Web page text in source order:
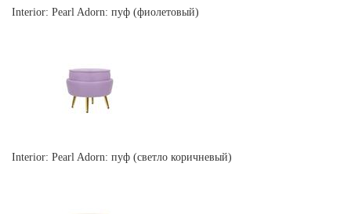
Interior: Pearl Adorn: пуф (фиолетовый)
Interior: Pearl Adorn: пуф (светло коричневый)